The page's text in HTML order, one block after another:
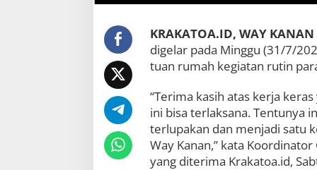
KRAKATOA.ID, WAY KANAN
digelar pada Minggu (31/7/
tuan rumah kegiatan rutin
“Terima kasih atas kerja
ini bisa terlaksana. Tentunya
terlupakan dan menjadi satu
Way Kanan,” kata
yang diterima Krakatoa.id,